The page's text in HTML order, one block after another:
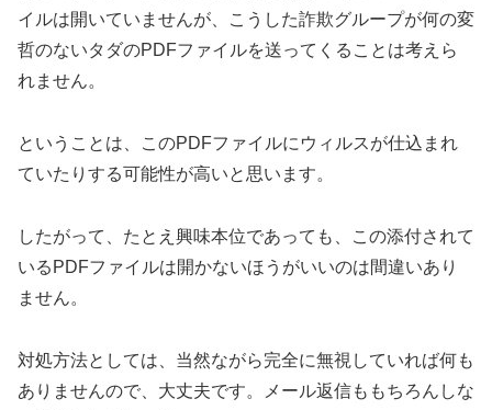
イルは開いていませんが、こうした詐欺グループが何の変
哲のないタダのPDFファイルを送ってくることは考えら
れません。
ということは、このPDFファイルにウィルスが仕込まれ
ていたりする可能性が高いと思います。
したがって、たとえ興味本位であっても、この添付されて
いるPDFファイルは開かないほうがいいのは間違いあり
ません。
対処方法としては、当然ながら完全に無視していれば何も
ありませんので、大丈夫です。メール返信ももちろんしな